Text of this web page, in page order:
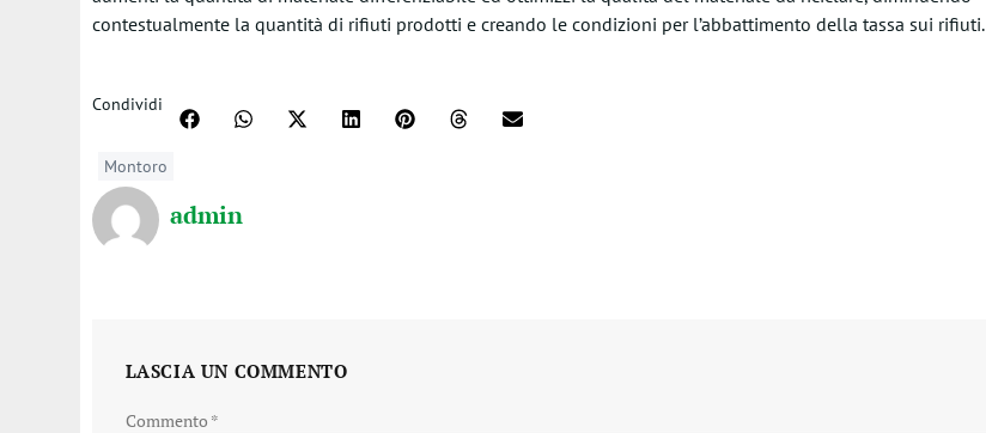
contestualmente la quantità di rifiuti prodotti e creando le condizioni per l’abbattimento della tassa sui rifiuti.
Condividi
Montoro
admin
LASCIA UN COMMENTO
Commento *